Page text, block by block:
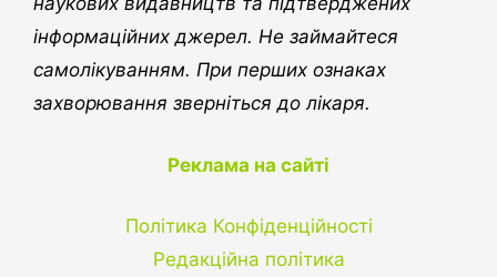
інформаційних джерел. Не займайтеся
самолікуванням. При перших ознаках
захворювання зверніться до лікаря.
Реклама на сайті
Політика Конфіденційності
Редакційна політика